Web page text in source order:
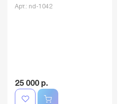
Арт.: nd-1042
25 000 р.